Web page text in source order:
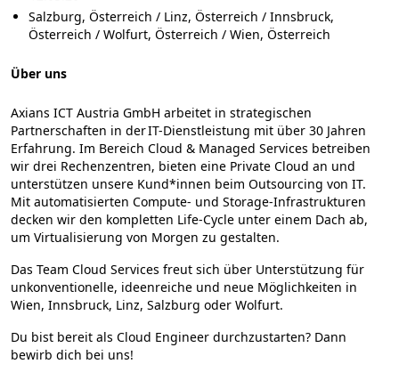
Salzburg, Österreich / Linz, Österreich / Innsbruck,
Österreich / Wolfurt, Österreich / Wien, Österreich
Über uns
Axians ICT Austria GmbH arbeitet in strategischen
Partnerschaften in der IT-Dienstleistung mit über 30 Jahren
Erfahrung. Im Bereich Cloud & Managed Services betreiben
wir drei Rechenzentren, bieten eine Private Cloud an und
unterstützen unsere Kund*innen beim Outsourcing von IT.
Mit automatisierten Compute- und Storage-Infrastrukturen
decken wir den kompletten Life-Cycle unter einem Dach ab,
um Virtualisierung von Morgen zu gestalten.
Das Team Cloud Services freut sich über Unterstützung für
unkonventionelle, ideenreiche und neue Möglichkeiten in
Wien, Innsbruck, Linz, Salzburg oder Wolfurt.
Du bist bereit als Cloud Engineer durchzustarten? Dann
bewirb dich bei uns!